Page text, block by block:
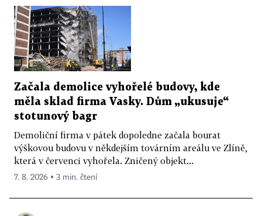
Začala demolice vyhořelé budovy, kde
měla sklad firma Vasky. Dům „ukusuje“
stotunový bagr
Demoliční firma v pátek dopoledne začala bourat
výškovou budovu v někdejším továrním areálu ve Zlíně,
která v červenci vyhořela. Zničený objekt...
7. 8. 2026 ▪ 3 min. čtení